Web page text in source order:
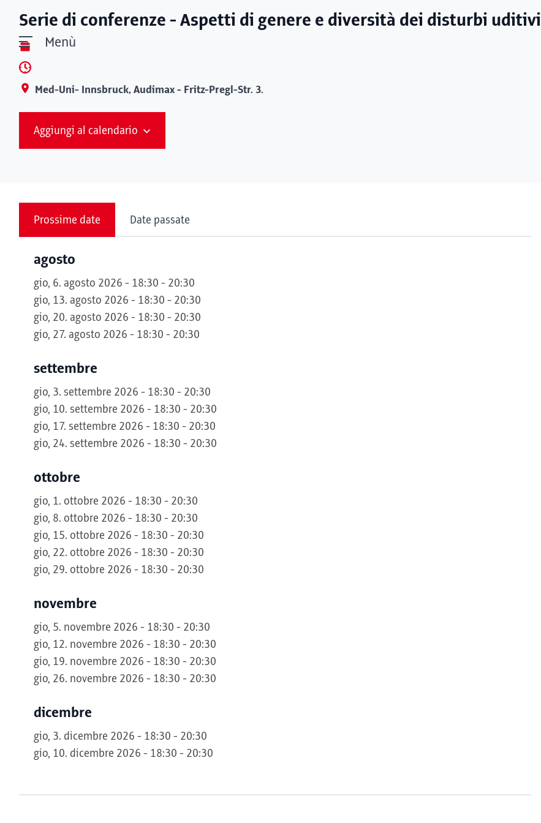
Menù
Serie di conferenze - Aspetti di genere e diversità dei disturbi uditivi
Med-Uni- Innsbruck, Audimax - Fritz-Pregl-Str. 3.
Aggiungi al calendario
Prossime date Date passate
agosto
gio, 6. agosto 2026 - 18:30 - 20:30
gio, 13. agosto 2026 - 18:30 - 20:30
gio, 20. agosto 2026 - 18:30 - 20:30
gio, 27. agosto 2026 - 18:30 - 20:30
settembre
gio, 3. settembre 2026 - 18:30 - 20:30
gio, 10. settembre 2026 - 18:30 - 20:30
gio, 17. settembre 2026 - 18:30 - 20:30
gio, 24. settembre 2026 - 18:30 - 20:30
ottobre
gio, 1. ottobre 2026 - 18:30 - 20:30
gio, 8. ottobre 2026 - 18:30 - 20:30
gio, 15. ottobre 2026 - 18:30 - 20:30
gio, 22. ottobre 2026 - 18:30 - 20:30
gio, 29. ottobre 2026 - 18:30 - 20:30
novembre
gio, 5. novembre 2026 - 18:30 - 20:30
gio, 12. novembre 2026 - 18:30 - 20:30
gio, 19. novembre 2026 - 18:30 - 20:30
gio, 26. novembre 2026 - 18:30 - 20:30
dicembre
gio, 3. dicembre 2026 - 18:30 - 20:30
gio, 10. dicembre 2026 - 18:30 - 20:30